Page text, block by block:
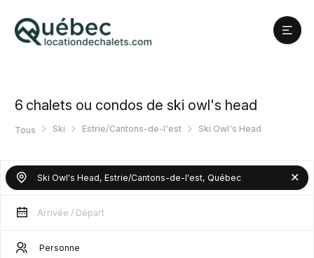
6 chalets ou condos de ski owl's head
Tous Ski Estrie/Cantons-de-l'est Ski Owl's Head